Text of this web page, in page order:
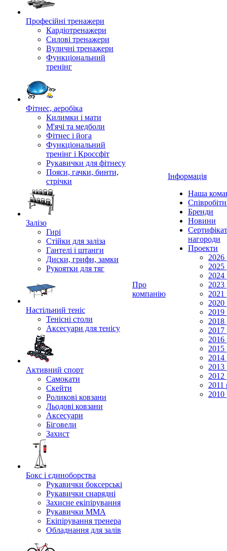
Професійні тренажери
Кардіотренажери
Силові тренажери
Вуличні тренажери
Функціональний
тренінг
Фітнес, аеробіка
Килимки і мати
М'ячі та медболи
Фітнес і йога
Функціональний
тренінг і Кроссфіт
Рукавички для фітнесу
Пояси, гачки, бинти,
стрічки
Залізо
Гирі
Стійки для заліза
Гантелі і штанги
Диски, грифи, замки
Рукоятки для тяг
Настільний теніс
Тенісні столи
Аксесуари для тенісу
Активний спорт
Самокати
Скейти
Роликові ковзани
Льодові ковзани
Аксесуари
Біговели
Захист
Бокс і єдиноборства
Рукавички боксерські
Рукавички снарядні
Захисне екіпірування
Рукавички ММА
Екіпірування тренера
Обладнання для залів
Про
компанію
Інформація
Наша
Бренди
Новини
нагороди
Проекти
2026
2025
2024
2023
2021
2020
2019
2018
2017
2016
2015
2014
2013
2012
2011
2010